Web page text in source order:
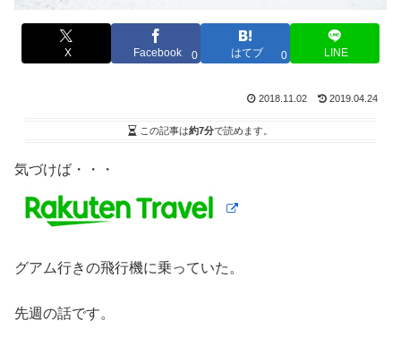
X Facebook 0 はてブ 0 LINE
2018.11.02 2019.04.24
この記事は約7分で読めます。
気づけば・・・
グアム行きの飛行機に乗っていた。
先週の話です。